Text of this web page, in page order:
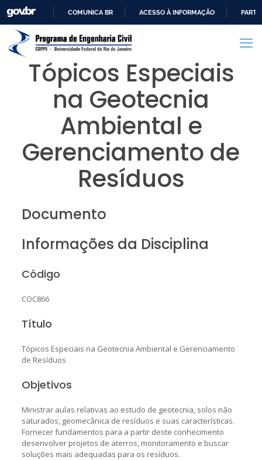
PARA
CONTEÚDO
COMUNICA BR ACESSO À INFORMAÇÃO
Tópicos Especiais
na Geotecnia
Ambiental e
Gerenciamento de
Resíduos
Documento
Informações da Disciplina
Código
COC866
Título
Tópicos Especiais na Geotecnia Ambiental e Gerenciamento
de Resíduos
Objetivos
Ministrar aulas relativas ao estudo de geotecnia, solos não
saturados, geomecânica de resíduos e suas características.
Fornecer fundamentos para a partir deste conhecimento
desenvolver projetos de aterros, monitoramento e buscar
soluções mais adequadas para os resíduos.